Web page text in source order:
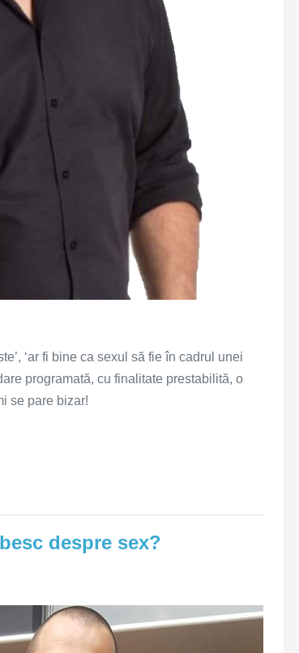
‘ar fi bine ca sexul să fie în cadrul unei
programată, cu finalitate prestabilită, o
se pare bizar!
despre sex?